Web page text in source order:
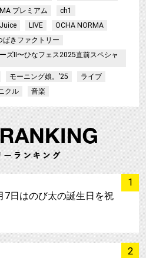
プレミアム
ch1
LIVE
OCHA NORMA
ばきファクトリー
ズⅡ〜ひなフェス2025直前スペシャ
モーニング娘。’25
ライブ
クル 音楽
1
7日はのび太の誕生日を祝
2